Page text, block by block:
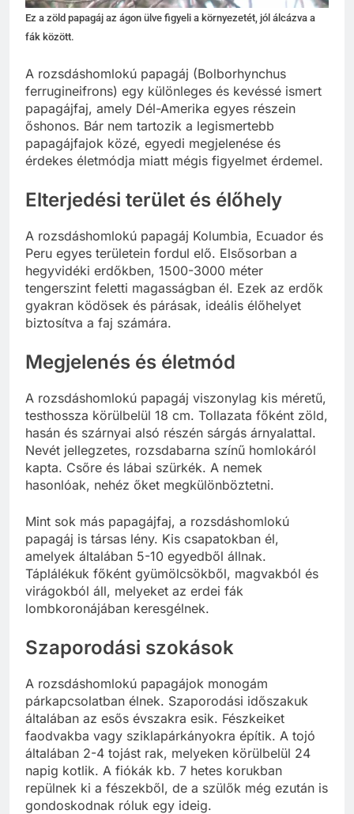
Ez a zöld papagáj az ágon ülve figyeli a környezetét, jól álcázva a
fák között.
A rozsdáshomlokú papagáj (Bolborhynchus
ferrugineifrons) egy különleges és kevéssé ismert
papagájfaj, amely Dél-Amerika egyes részein
őshonos. Bár nem tartozik a legismertebb
papagájfajok közé, egyedi megjelenése és
érdekes életmódja miatt mégis figyelmet érdemel.
Elterjedési terület és élőhely
A rozsdáshomlokú papagáj Kolumbia, Ecuador és
Peru egyes területein fordul elő. Elsősorban a
hegyvidéki erdőkben, 1500-3000 méter
tengerszint feletti magasságban él. Ezek az erdők
gyakran ködösek és párásak, ideális élőhelyet
biztosítva a faj számára.
Megjelenés és életmód
A rozsdáshomlokú papagáj viszonylag kis méretű,
testhossza körülbelül 18 cm. Tollazata főként zöld,
hasán és szárnyai alsó részén sárgás árnyalattal.
Nevét jellegzetes, rozsdabarna színű homlokáról
kapta. Csőre és lábai szürkék. A nemek
hasonlóak, nehéz őket megkülönböztetni.
Mint sok más papagájfaj, a rozsdáshomlokú
papagáj is társas lény. Kis csapatokban él,
amelyek általában 5-10 egyedből állnak.
Táplálékuk főként gyümölcsökből, magvakból és
virágokból áll, melyeket az erdei fák
lombkoronájában keresgélnek.
Szaporodási szokások
A rozsdáshomlokú papagájok monogám
párkapcsolatban élnek. Szaporodási időszakuk
általában az esős évszakra esik. Fészkeiket
faodvakba vagy sziklapárkányokra építik. A tojó
általában 2-4 tojást rak, melyeken körülbelül 24
napig kotlik. A fiókák kb. 7 hetes korukban
repülnek ki a fészekből, de a szülők még ezután is
gondoskodnak róluk egy ideig.